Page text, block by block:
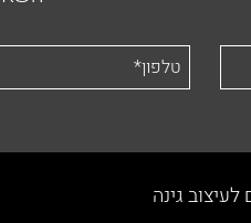
לעיצוב גינה